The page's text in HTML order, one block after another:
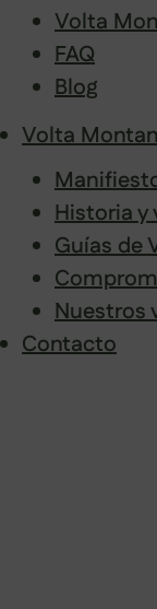
Volta
FAQ
Blog
Volta
Historia y
Guías de
Nuestros
Contacto